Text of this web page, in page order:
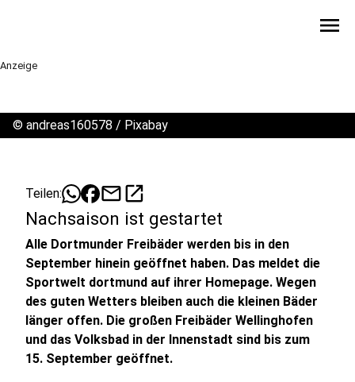
menu
Anzeige
© andreas160578 / Pixabay
Teilen: mailopen_in_new
Nachsaison ist gestartet
Alle Dortmunder Freibäder werden bis in den
September hinein geöffnet haben. Das meldet die
Sportwelt dortmund auf ihrer Homepage. Wegen
des guten Wetters bleiben auch die kleinen Bäder
länger offen. Die großen Freibäder Wellinghofen
und das Volksbad in der Innenstadt sind bis zum
15. September geöffnet.